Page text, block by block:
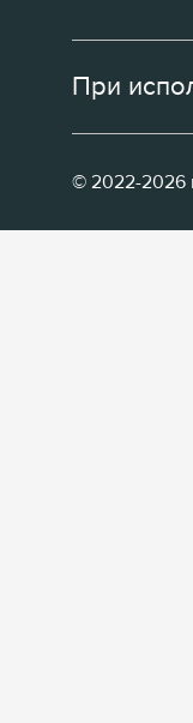
При
© 2022-2026